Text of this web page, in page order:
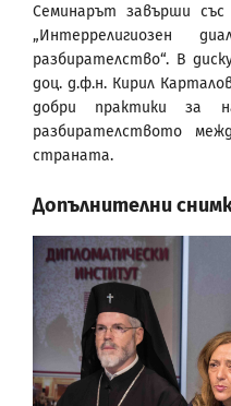
Семинарът завърши
„Интеррелигиозен
разбирателство“. В
доц. д.ф.н. Кирил
добри практики за
разбирателството
страната.
Допълнителни